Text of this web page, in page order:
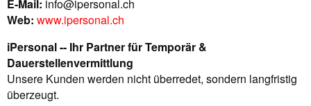
E-Mail: info@ipersonal.ch
Web: www.ipersonal.ch
iPersonal -- Ihr Partner für Temporär &
Dauerstellenvermittlung
Unsere Kunden werden nicht überredet, sondern langfristig
überzeugt.